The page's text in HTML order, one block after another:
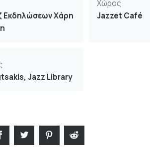
Εκδηλώσεων Χάρη
Χώρος
Jazzet Café
Jazz Library